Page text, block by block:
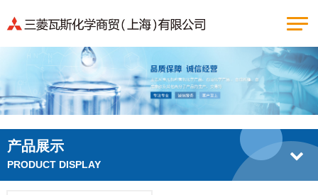
产品展示
PRODUCT DISPLAY